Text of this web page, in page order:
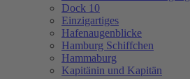
Dock 10
Einzigartiges
Hafenaugen­blicke
Hamburg Schiffchen
Hammaburg
Kapitänin und Kapitän